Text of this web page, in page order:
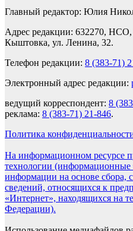
Главный редактор: Юлия
Адрес редакции: 632270,
Кыштовка, ул. Ленина, 32.
Телефон редакции: 8 (383-71)
Электронный адрес редакции:
ведущий корреспондент: 8
реклама: 8 (383-71) 21-846.
Политика
На информационном ресурсе
технологии (информационные
информации на основе сбора,
сведений, относящихся к
«Интернет», находящихся на
Федерации).